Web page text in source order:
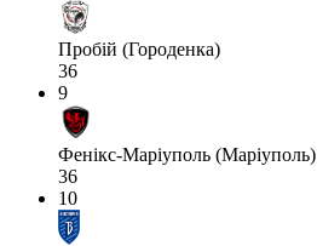
Пробій (Городенка)
36
9
Фенікс-Маріуполь (Маріуполь)
36
10